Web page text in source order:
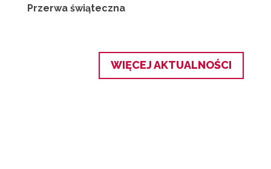
Szwarnowieckim (11.04.2026)
Przerwa świąteczna
WIĘCEJ AKTUALNOŚCI